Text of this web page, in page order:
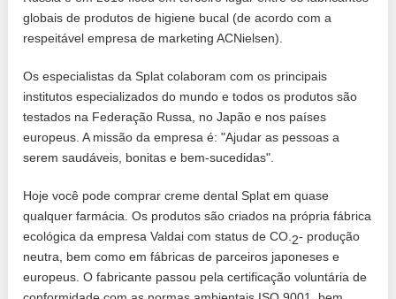
globais de produtos de higiene bucal (de acordo com a
respeitável empresa de marketing ACNielsen).
Os especialistas da Splat colaboram com os principais
institutos especializados do mundo e todos os produtos são
testados na Federação Russa, no Japão e nos países
europeus. A missão da empresa é: "Ajudar as pessoas a
serem saudáveis, bonitas e bem-sucedidas".
Hoje você pode comprar creme dental Splat em quase
qualquer farmácia. Os produtos são criados na própria fábrica
ecológica da empresa Valdai com status de CO. 2- produção
neutra, bem como em fábricas de parceiros japoneses e
europeus. O fabricante passou pela certificação voluntária de